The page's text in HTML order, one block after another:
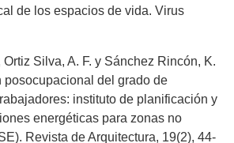
de los espacios de vida. Virus
Silva, A. F. y Sánchez Rincón, K.
posocupacional del grado de
instituto de planificación y
energéticas para zonas no
Revista de Arquitectura, 19(2), 44-